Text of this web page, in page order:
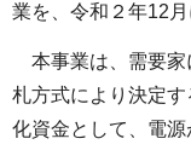
業を、令和２年12⽉
本事業は、需要家
札方式により決定
化資金として、電